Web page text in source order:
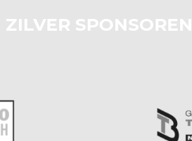
ZILVER SPONSOREN